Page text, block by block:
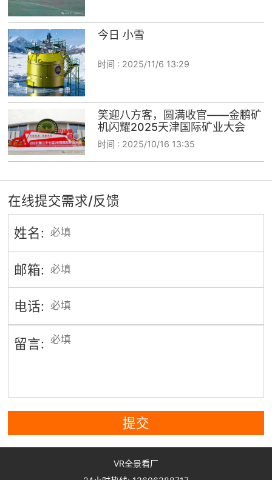
今日 小雪
时间 : 2025/11/6 13:29
笑迎八方客，圆满收官——金鹏矿
机闪耀2025天津国际矿业大会
时间 : 2025/10/16 13:35
在线提交需求/反馈
姓名:
邮箱:
电话:
留言:
提交
VR全景看厂